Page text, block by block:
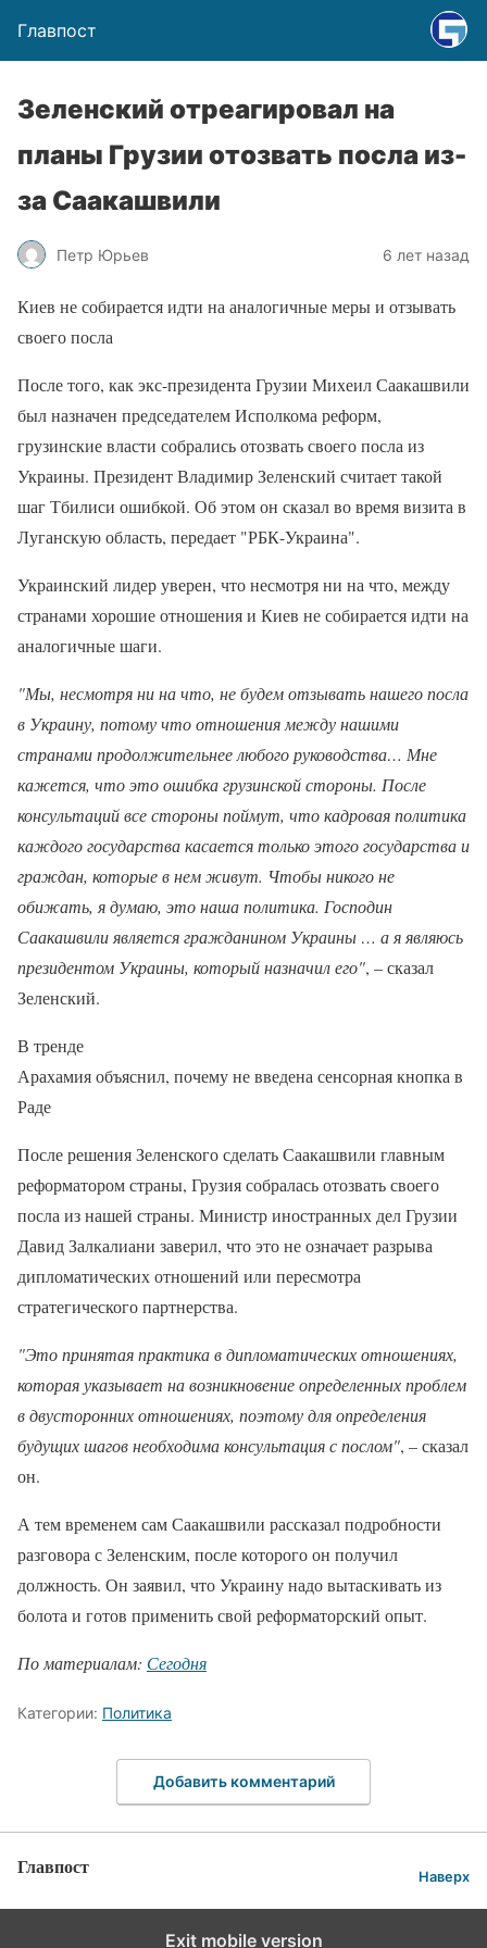
Главпост
Зеленский отреагировал на
планы Грузии отозвать посла из-
за Саакашвили
Петр Юрьев 6 лет назад
Киев не собирается идти на аналогичные меры и отзывать
своего посла
После того, как экс-президента Грузии Михеил Саакашвили
был назначен председателем Исполкома реформ,
грузинские власти собрались отозвать своего посла из
Украины. Президент Владимир Зеленский считает такой
шаг Тбилиси ошибкой. Об этом он сказал во время визита в
Луганскую область, передает "РБК-Украина".
Украинский лидер уверен, что несмотря ни на что, между
странами хорошие отношения и Киев не собирается идти на
аналогичные шаги.
"Мы, несмотря ни на что, не будем отзывать нашего посла
в Украину, потому что отношения между нашими
странами продолжительнее любого руководства… Мне
кажется, что это ошибка грузинской стороны. После
консультаций все стороны поймут, что кадровая политика
каждого государства касается только этого государства и
граждан, которые в нем живут. Чтобы никого не
обижать, я думаю, это наша политика. Господин
Саакашвили является гражданином Украины … а я являюсь
президентом Украины, который назначил его", – сказал
Зеленский.
В тренде
Арахамия объяснил, почему не введена сенсорная кнопка в
Раде
После решения Зеленского сделать Саакашвили главным
реформатором страны, Грузия собралась отозвать своего
посла из нашей страны. Министр иностранных дел Грузии
Давид Залкалиани заверил, что это не означает разрыва
дипломатических отношений или пересмотра
стратегического партнерства.
"Это принятая практика в дипломатических отношениях,
которая указывает на возникновение определенных проблем
в двусторонних отношениях, поэтому для определения
будущих шагов необходима консультация с послом", – сказал
он.
А тем временем сам Саакашвили рассказал подробности
разговора с Зеленским, после которого он получил
должность. Он заявил, что Украину надо вытаскивать из
болота и готов применить свой реформаторский опыт.
По материалам: Сегодня
Категории: Политика
Добавить комментарий
Главпост Наверх
Exit mobile version